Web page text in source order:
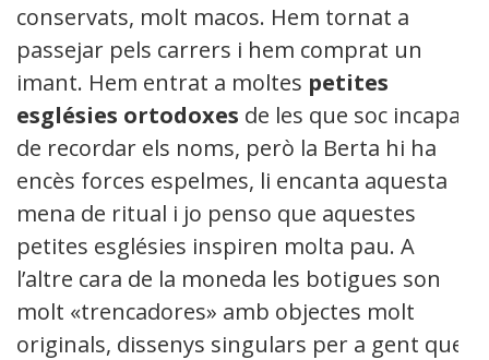
conservats, molt macos. Hem tornat a
passejar pels carrers i hem comprat un
imant. Hem entrat a moltes petites
esglésies ortodoxes de les que soc incapaç
de recordar els noms, però la Berta hi ha
encès forces espelmes, li encanta aquesta
mena de ritual i jo penso que aquestes
petites esglésies inspiren molta pau. A
l’altre cara de la moneda les botigues son
molt «trencadores» amb objectes molt
originals, dissenys singulars per a gent que